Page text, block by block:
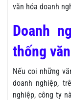
văn hóa doanh
Doanh
thống
Nếu coi những
doanh nghiệp,
nghiệp, công ty